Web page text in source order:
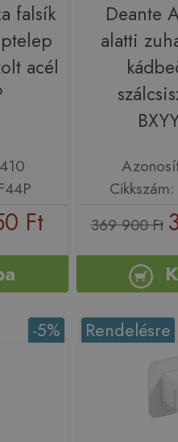
falsík
acél
Ft
Deante
alatti
369 900 Ft
-5% Rendelésre